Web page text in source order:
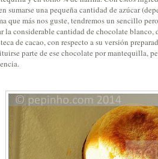
sumarse una pequeña cantidad de azúcar
que más nos guste, tendremos un sencillo
la considerable cantidad de chocolate blanco,
de cacao, con respecto a su versión
parte de ese chocolate por mantequilla,